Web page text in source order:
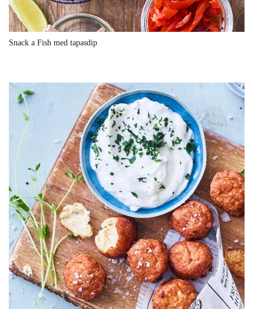
Snack a Fish med tapasdip